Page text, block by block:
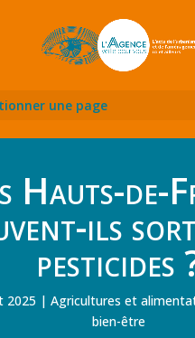
une page
Hauts-de-
ils
pesticides
2025 Agricultures et
bien-être